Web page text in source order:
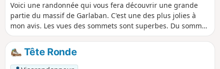
Voici une randonnée qui vous fera découvrir une grande
partie du massif de Garlaban. C'est une des plus jolies à
mon avis. Les vues des sommets sont superbes. Du sommet
de Grande Tête Rouge, vous pourrez voir tout Marseille de
Callelongue à l'Estaque et depuis le Garlaban, le golfe de la
Ciotat et Cassis.
Tête Ronde